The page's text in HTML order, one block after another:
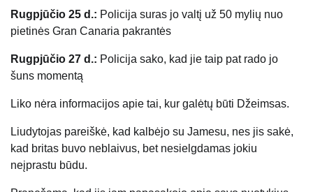
Rugpjūčio 25 d.: Policija suras jo valtį už 50 mylių nuo
pietinės Gran Canaria pakrantės
Rugpjūčio 27 d.: Policija sako, kad jie taip pat rado jo
šuns momentą
Liko nėra informacijos apie tai, kur galėtų būti Džeimsas.
Liudytojas pareiškė, kad kalbėjo su Jamesu, nes jis sakė,
kad britas buvo neblaivus, bet nesielgdamas jokiu
neįprastu būdu.